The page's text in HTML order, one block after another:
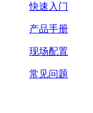
快速入门
产品手册
现场配置
常见问题